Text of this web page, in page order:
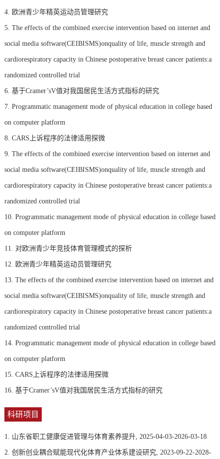
4. 欧洲青少年精英运动员管理研究
5. The effects of the combined exercise intervention based on internet and
social media software(CEIBISMS)onquality of life, muscle strength and
cardiorespiratory capacity in Chinese postoperative breast cancer patients:a
randomized controlled trial
6. 基于Cramer’sV值对我国居民生活方式指标的研究
7. Programmatic management mode of physical education in college based
on computer platform
8. CARS上诉程序的法律适用探微
9. The effects of the combined exercise intervention based on internet and
social media software(CEIBISMS)onquality of life, muscle strength and
cardiorespiratory capacity in Chinese postoperative breast cancer patients:a
randomized controlled trial
10. Programmatic management mode of physical education in college based
on computer platform
11. 对欧洲青少年竞技体育管理模式的探析
12. 欧洲青少年精英运动员管理研究
13. The effects of the combined exercise intervention based on internet and
social media software(CEIBISMS)onquality of life, muscle strength and
cardiorespiratory capacity in Chinese postoperative breast cancer patients:a
randomized controlled trial
14. Programmatic management mode of physical education in college based
on computer platform
15. CARS上诉程序的法律适用探微
16. 基于Cramer’sV值对我国居民生活方式指标的研究
科研项目
1. 山东省职工健康促进管理与体育素养提升, 2025-04-03-2026-03-18
2. 创新创业耦合赋能现代化体育产业体系建设研究, 2023-09-22-2028-